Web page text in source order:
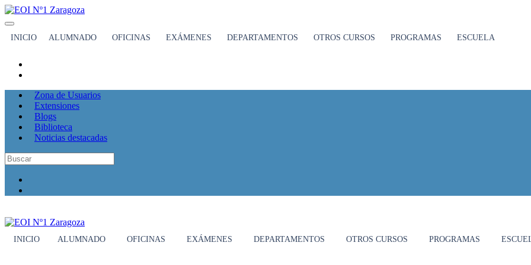
INICIO ALUMNADO OFICINAS EXÁMENES DEPARTAMENTOS OTROS CURSOS PROGRAMAS ESCUELA
Zona de Usuarios
Extensiones
Blogs
Biblioteca
Noticias destacadas
INICIO ALUMNADO OFICINAS EXÁMENES DEPARTAMENTOS OTROS CURSOS PROGRAMAS